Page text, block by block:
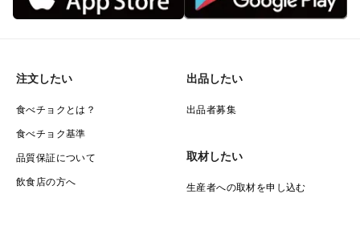
注文したい
食べチョクとは？
食べチョク基準
品質保証について
飲食店の方へ
出品したい
出品者募集
取材したい
生産者への取材を申し込む